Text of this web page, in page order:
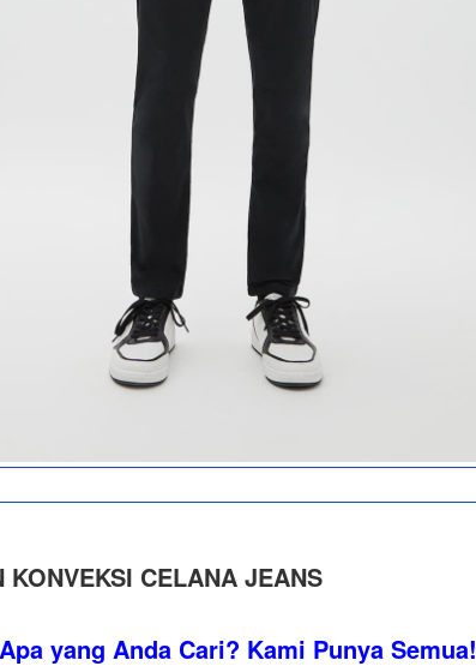
KONVEKSI CELANA JEANS
Apa yang Anda Cari? Kami Punya Semua!